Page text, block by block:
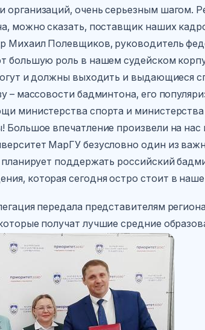
организаций, очень серьезным шагом.
можно сказать, поставщик наших
Михаил Полевщиков, руководитель
большую роль в нашем судейском
и должны выходить и выдающиеся
– массовости бадминтона, его
министерства спорта и
Большое впечатление произвели на
МарГУ безусловно один из
планирует поддержать российский
которая сегодня остро стоит в
передала представителям
получат лучшие средние